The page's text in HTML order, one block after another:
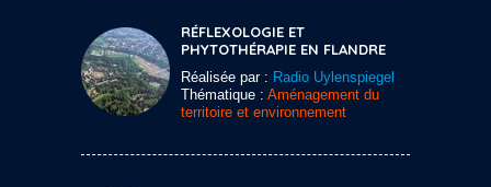
RÉFLEXOLOGIE ET
PHYTOTHÉRAPIE EN FLANDRE
Réalisée par : Radio Uylenspiegel
Thématique : Aménagement du
territoire et environnement